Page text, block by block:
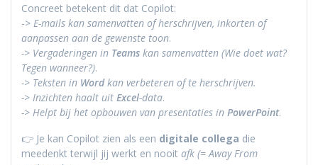
Concreet betekent dit dat Copilot:
-> E-mails kan samenvatten of herschrijven, inkorten of
aanpassen aan de gewenste toon.
-> Vergaderingen in Teams kan samenvatten (Wie doet wat?
Tegen wanneer?).
-> Teksten in Wordkan verbeteren of te herschrijven.
-> Inzichten haalt uit Excel-data.
-> Helpt bij het opbouwen van presentaties in PowerPoint.
👉 Je kan Copilot zien als een digitale collega die
meedenkt terwijl jij werkt en nooit afk (= Away From